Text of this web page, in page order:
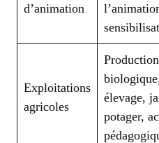
d’animation
Exploitations
agricoles
Production
biologique,
élevage,
potager,